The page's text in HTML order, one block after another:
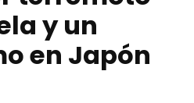
y un
en Japón